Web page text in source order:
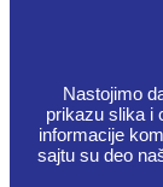
Nastojimo
prikazu slika i
informacije
sajtu su deo